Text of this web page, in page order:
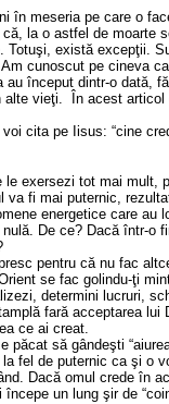
în meseria pe care o
la o astfel de moarte
există excepţii.
cunoscut pe cineva
început dintr-o dată,
vieţi. În acest
cita pe Iisus: “cine
exersezi tot mai mult,
fi mai puternic,
energetice care au
De ce? Dacă într-o
pentru că nu fac
se fac golindu-ţi
determini lucruri,
fară acceptarea lui
ce ai creat.
să gândeşti
fel de puternic ca şi o
Dacă omul crede în
un lung şir de